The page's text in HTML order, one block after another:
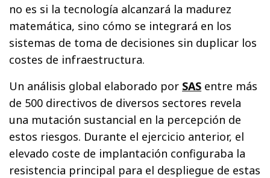
no es si la tecnología alcanzará la madurez
matemática, sino cómo se integrará en los
sistemas de toma de decisiones sin duplicar los
costes de infraestructura.
Un análisis global elaborado por SAS entre más
de 500 directivos de diversos sectores revela
una mutación sustancial en la percepción de
estos riesgos. Durante el ejercicio anterior, el
elevado coste de implantación configuraba la
resistencia principal para el despliegue de estas